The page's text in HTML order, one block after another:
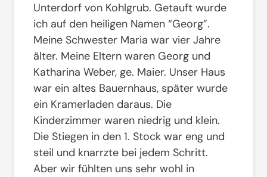
Unterdorf von Kohlgrub. Getauft wurde
ich auf den heiligen Namen “Georg”.
Meine Schwester Maria war vier Jahre
älter. Meine Eltern waren Georg und
Katharina Weber, ge. Maier. Unser Haus
war ein altes Bauernhaus, später wurde
ein Kramerladen daraus. Die
Kinderzimmer waren niedrig und klein.
Die Stiegen in den 1. Stock war eng und
steil und knarrzte bei jedem Schritt.
Aber wir fühlten uns sehr wohl in